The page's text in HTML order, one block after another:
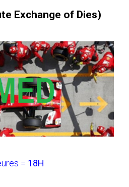
Exchange of Dies)
= 18H